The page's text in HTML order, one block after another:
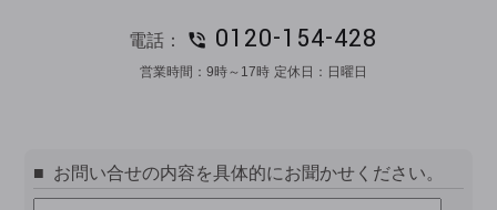
電話： 0120-154-428
営業時間： 9時～17時 定休日： 日曜日
お問い合せの内容を具体的にお聞かせください。